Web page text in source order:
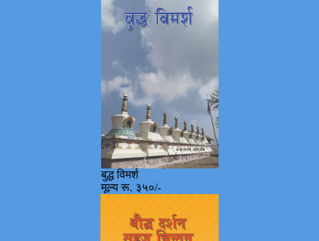
बुद्ध विमर्श
मूल्य रू. ३५०/-